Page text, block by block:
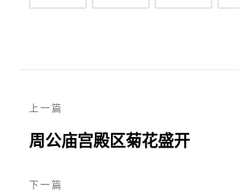
上一篇
周公庙宫殿区菊花盛开
下一篇